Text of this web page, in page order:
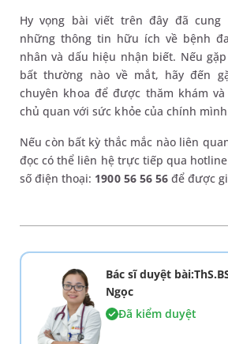
Hy vọng bài viết trên đây đã cung
những thông tin hữu ích về bệnh
nhân và dấu hiệu nhận biết. Nếu
bất thường nào về mắt, hãy đến
chuyên khoa để được thăm khám
chủ quan với sức khỏe của chính
Nếu còn bất kỳ thắc mắc nào liên
đọc có thể liên hệ trực tiếp qua hotline
số điện thoại: 1900 56 56 56để được
Bác sĩ duyệt
Ngọc
Đã kiểm duyệt